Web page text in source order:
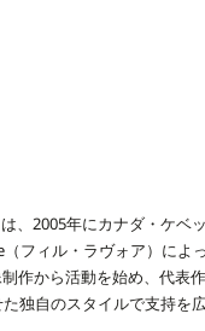
、2005年にカナダ・ケ
フィル・ラヴォア）によ
作から活動を始め、代
独自のスタイルで支持を広